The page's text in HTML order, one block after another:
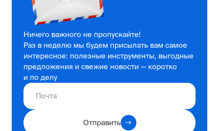
Ничего важного не пропускайте!
Раз в неделю мы будем присылать вам самое
интересное: полезные инструменты, выгодные
предложения и свежие новости — коротко
и по делу
Отправить